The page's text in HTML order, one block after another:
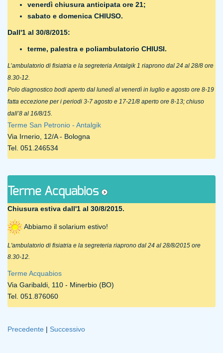
venerdì chiusura anticipata ore 21;
sabato e domenica CHIUSO.
Dall'1 al 30/8/2015:
terme, palestra e poliambulatorio CHIUSI.
L’ambulatorio di fisiatria e la segreteria Antalgik 1 riaprono dal 24 al 28/8 ore
8.30-12.
Polo diagnostico bodi aperto dal lunedì al venerdì in luglio e agosto ore 8-19
fatta eccezione per i periodi 3-7 agosto e 17-21/8 aperto ore 8-13; chiuso
dall’8 al 16/8/15.
Terme San Petronio - Antalgik
Via Irnerio, 12/A - Bologna
Tel. 051.246534
Terme Acquabios
Chiusura estiva dall'1 al 30/8/2015.
Abbiamo il solarium estivo!
L'ambulatorio di fisiatria e la segreteria riaprono dal 24 al 28/8/2015 ore
8.30-12.
Terme Acquabios
Via Garibaldi, 110 - Minerbio (BO)
Tel. 051.876060
Precedente | Successivo